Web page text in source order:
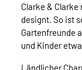
Clarke &
designt. So ist
Gartenfreunde
und Kinder
Ländlicher